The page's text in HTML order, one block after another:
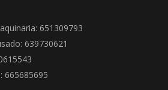
651309793
639730621
665685695